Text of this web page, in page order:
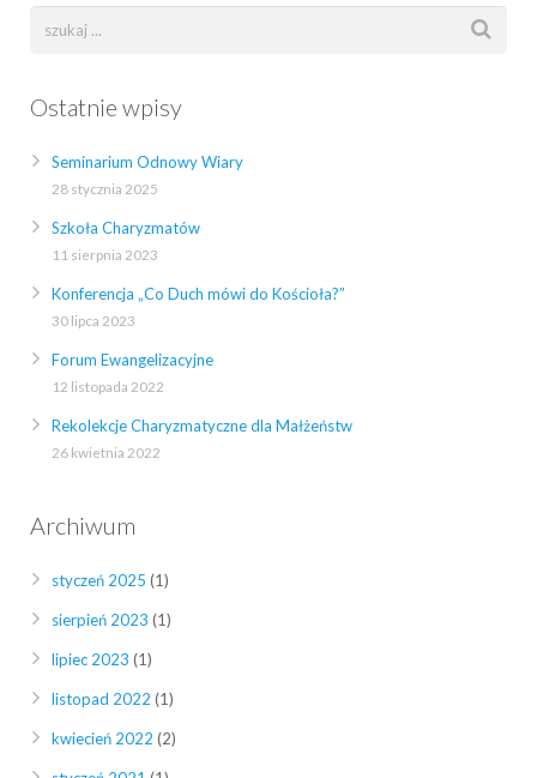
Ostatnie wpisy
Seminarium Odnowy Wiary
28 stycznia 2025
Szkoła Charyzmatów
11 sierpnia 2023
Konferencja „Co Duch mówi do Kościoła?”
30 lipca 2023
Forum Ewangelizacyjne
12 listopada 2022
Rekolekcje Charyzmatyczne dla Małżeństw
26 kwietnia 2022
Archiwum
styczeń 2025 (1)
sierpień 2023 (1)
lipiec 2023 (1)
listopad 2022 (1)
kwiecień 2022 (2)